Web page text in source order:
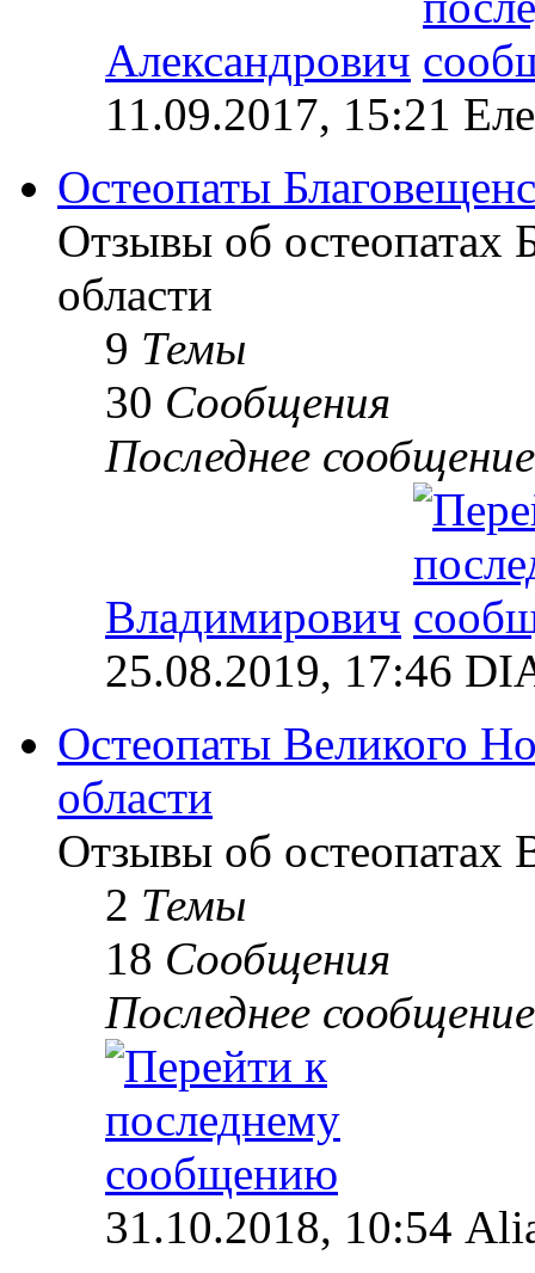
Александрович
11.09.2017, 15:21
Остеопаты
Отзывы об остеопатах
области
9 Темы
30 Сообщения
Последнее сообщение
Владимирович
25.08.2019, 17:46
Остеопаты Великого
области
Отзывы об остеопатах
2 Темы
18 Сообщения
Последнее сообщение
31.10.2018, 10:54